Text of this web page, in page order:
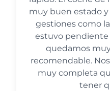
muy buen estado y
gestiones como
estuvo
quedamos
recomendable.
muy completa
tener